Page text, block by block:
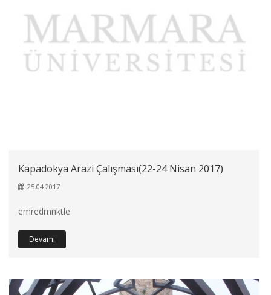
Kapadokya Arazi Çalışması(22-24 Nisan 2017)
25.04.2017
emredmnktle
Devamı